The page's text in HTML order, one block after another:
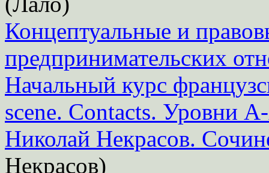
Концептуальные и
предпринимательских
Начальный курс
scene. Contacts. Уровни
Николай Некрасов.
Некрасов)